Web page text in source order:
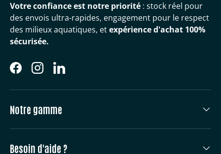
Votre confiance est notre priorité : stock réel pour
des envois ultra-rapides, engagement pour le respect
des milieux aquatiques, etexpérience d'achat 100%
sécurisée.
FacebookInstagramLinkedIn
Notre gamme
Besoin d'aide ?